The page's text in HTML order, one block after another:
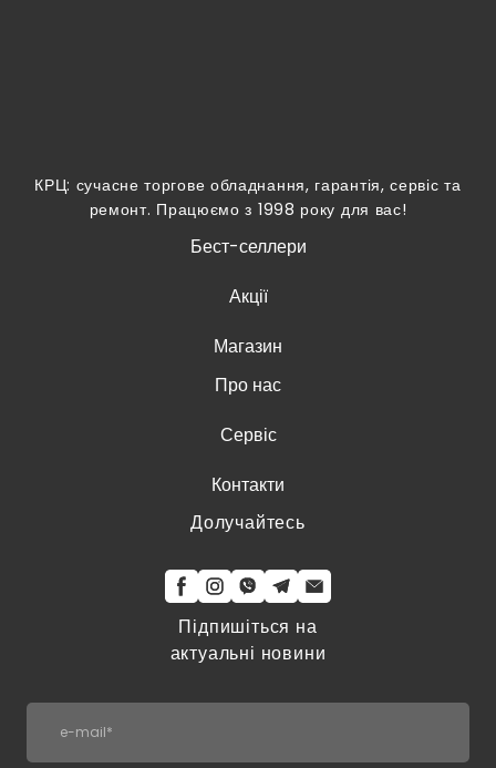
КРЦ: сучасне торгове обладнання, гарантія, сервіс та
ремонт. Працюємо з 1998 року для вас!
Бест-селлери
Акції
Магазин
Про нас
Сервіс
Контакти
Долучайтесь
Підпишіться на
актуальні новини